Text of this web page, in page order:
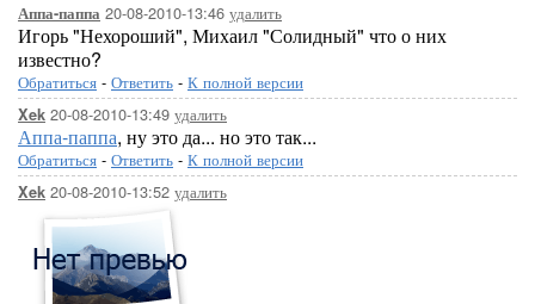
Аппа-паппа 20-08-2010-13:46 удалить
Игорь "Нехороший", Михаил "Солидный" что о них
известно?
Обратиться - Ответить - К полной версии
Xek 20-08-2010-13:49 удалить
Аппа-паппа, ну это да... но это так...
Обратиться - Ответить - К полной версии
Xek 20-08-2010-13:52 удалить